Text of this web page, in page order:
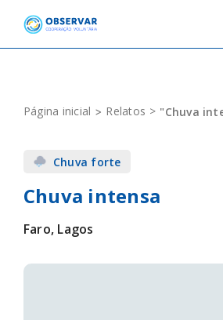
content
EVENTOS
DEFINIÇÕES
F.A.Q.
Página inicial Relatos "Chuva
Chuva forte
Chuva intensa
Faro, Lagos